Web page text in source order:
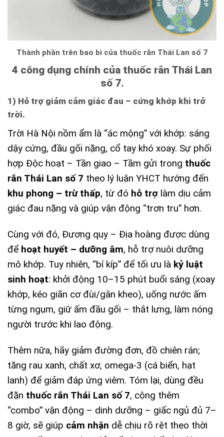
Thành phần trên bao bì của thuốc rắn Thái Lan số 7
4 công dụng chính của thuốc rắn Thái Lan
số 7.
1) Hỗ trợ giảm cảm giác đau – cứng khớp khi trở
trời.
Trời Hà Nội nồm ẩm là “ác mộng” với khớp: sáng
dậy cứng, đầu gối nặng, cổ tay khó xoay. Sự phối
hợp Độc hoạt – Tần giao – Tầm gửi trong thuốc
rắn Thái Lan số 7 theo lý luận YHCT hướng đến
khu phong – trừ thấp, từ đó hỗ trợ làm dịu cảm
giác đau nặng và giúp vận động “trơn tru” hơn.
Cùng với đó, Đương quy – Địa hoàng được dùng
để hoạt huyết – dưỡng âm, hỗ trợ nuôi dưỡng
mô khớp. Tuy nhiên, “bí kíp” để tối ưu là kỷ luật
sinh hoạt: khởi động 10–15 phút buổi sáng (xoay
khớp, kéo giãn cơ đùi/gân kheo), uống nước ấm
từng ngụm, giữ ấm đầu gối – thắt lưng, làm nóng
người trước khi lao động.
Thêm nữa, hãy giảm đường đơn, đồ chiên rán;
tăng rau xanh, chất xơ, omega-3 (cá biển, hạt
lanh) để giảm đáp ứng viêm. Tóm lại, dùng đều
đặn thuốc rắn Thái Lan số 7, cộng thêm
“combo” vận động – dinh dưỡng – giấc ngủ đủ 7–
8 giờ, sẽ giúp cảm nhận dễ chịu rõ rệt theo thời